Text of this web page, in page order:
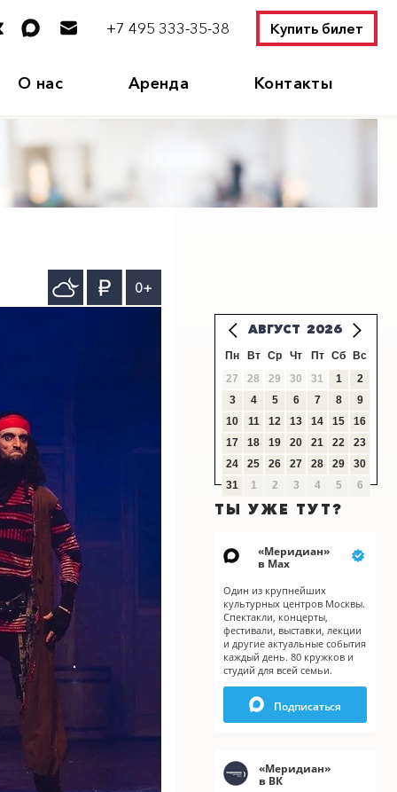
+7 495 333-35-38 Купить билет
О нас Аренда Контакты
X
0+
АВГУСТ 2026
Пн Вт Ср Чт Пт Сб
Вс
27
28 29 30 31 1
2
3
4 5 6 7 8
9
10
11 12 13 14 15
16
17
18 19 20 21 22
23
24
25 26 27 28 29
30
31
1 2 3 4 5 6
ТЫ УЖЕ ТУТ?
«Меридиан»
в Мах
Один из крупнейших
культурных центров Москвы.
Спектакли, концерты,
фестивали, выставки, лекции
и другие актуальные события
каждый день. 80 кружков и
студий для всей семьи.
Подписаться
«Меридиан»
в ВК